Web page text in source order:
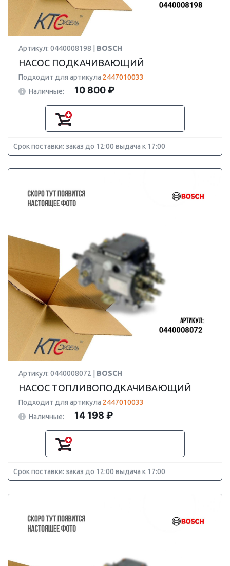
Артикул: 0440008198 | BOSCH
НАСОС ПОДКАЧИВАЮЩИЙ
Подходит для артикула 2447010033
Наличные:
10 800 ₽
Срок поставки: заказ до 12:00 выдача к 17:00
Артикул: 0440008072 | BOSCH
НАСОС ТОПЛИВОПОДКАЧИВАЮЩИЙ
Подходит для артикула 2447010033
Наличные:
14 198 ₽
Срок поставки: заказ до 12:00 выдача к 17:00